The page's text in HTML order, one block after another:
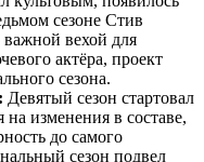
сезоне Стив
вехой для
актёра, проект
сезона.
Девятый сезон стартовал
на изменения в составе,
до самого
сезон подвел